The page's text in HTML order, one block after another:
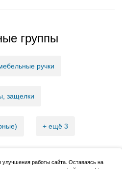
группы
ручки
защелки
+ ещё 3
работы сайта. Оставаясь на